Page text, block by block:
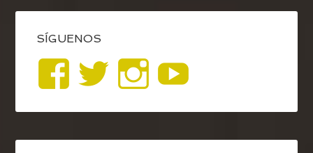
SÍGUENOS
Ver
perfil
de
Ver
perfil
de
Ver
perfil
de